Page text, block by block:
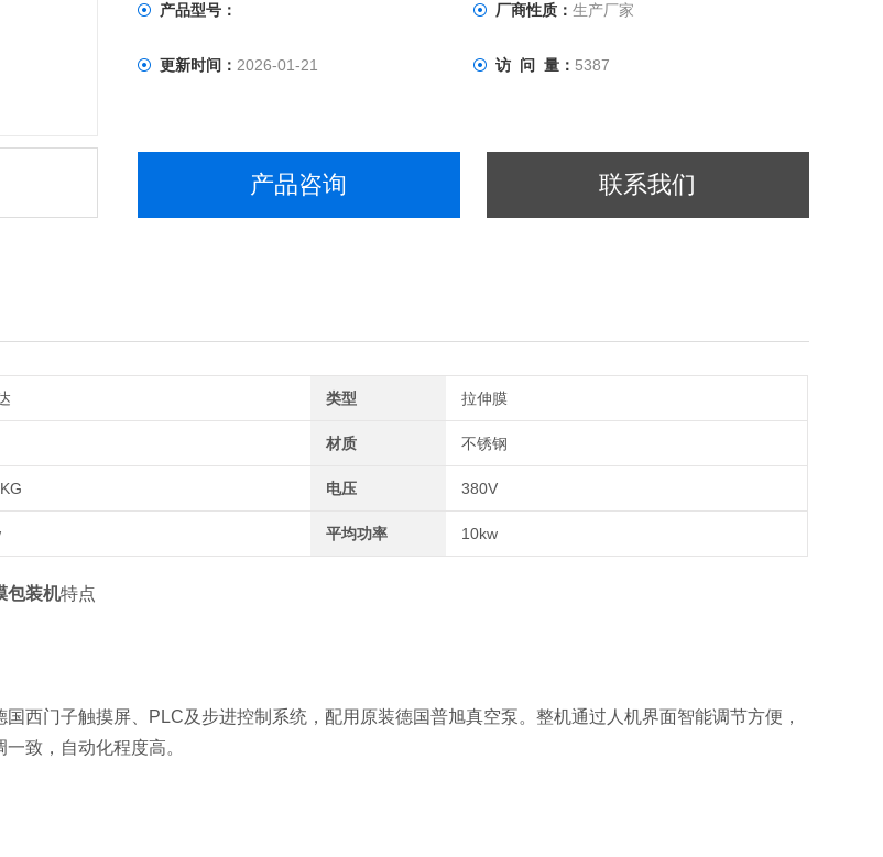
产品型号： 厂商性质： 生产厂家
更新时间： 2026-01-21 访 问 量： 5387
产品咨询 联系我们
类型 拉伸膜
材质 不锈钢
电压 380V
平均功率 10kw
包装机特点
门子触摸屏、PLC及步进控制系统，配用原装德国普旭真空泵。整机通过人机界面智能调节方便，
致，自动化程度高。